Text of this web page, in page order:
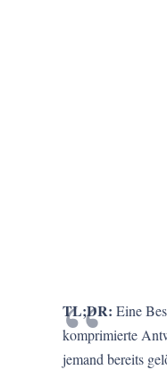
TL;DR: Eine
komprimierte
jemand bereits